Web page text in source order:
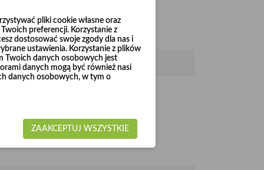
pliki cookie własne oraz
preferencji. Korzystanie z
dostosować swoje zgody dla nas i
ustawienia. Korzystanie z plików
Twoich danych osobowych jest
danych mogą być również nasi
danych osobowych, w tym o
ZAAKCEPTUJ WSZYSTKIE